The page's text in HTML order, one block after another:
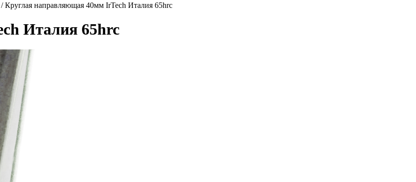
/ Круглая направляющая 40мм IrTech Италия 65hrc
Италия 65hrc